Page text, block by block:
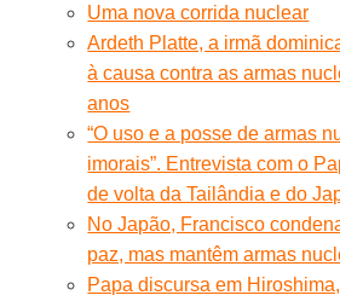
Uma nova corrida nuclear
Ardeth Platte, a irmã
à causa contra as armas
anos
“O uso e a posse de armas
imorais”. Entrevista com o
de volta da Tailândia e do
No Japão, Francisco
paz, mas mantêm armas
Papa discursa em